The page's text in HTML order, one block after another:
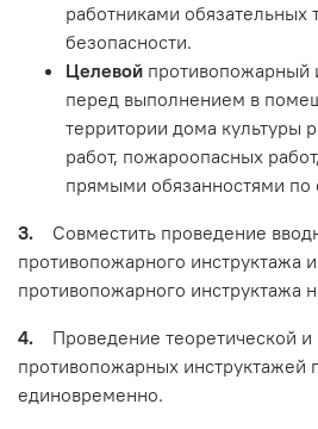
работниками
безопасности.
Целевой противопожарный
перед выполнением в
территории дома культуры
работ, пожароопасных
прямыми обязанностями по
3. Совместить проведение
противопожарного инструктажа
противопожарного инструктажа
4. Проведение теоретической и
противопожарных инструктажей
единовременно.